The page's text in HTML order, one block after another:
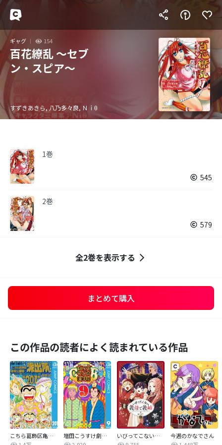
ギャグ 154
百花繚乱 ～セブ
ン・スピア～
すずきあきら, 八乃多々良, Ｎｉθ
1巻
545
2巻
579
全2巻を表示する
まとめて購入
この作品の読者によく読まれている作品
こちら葛飾区亀有公園前派出所
増田こうすけ劇場 ギャグマンガ日和GB
いびってこない義母と義姉
今週のかなでさん